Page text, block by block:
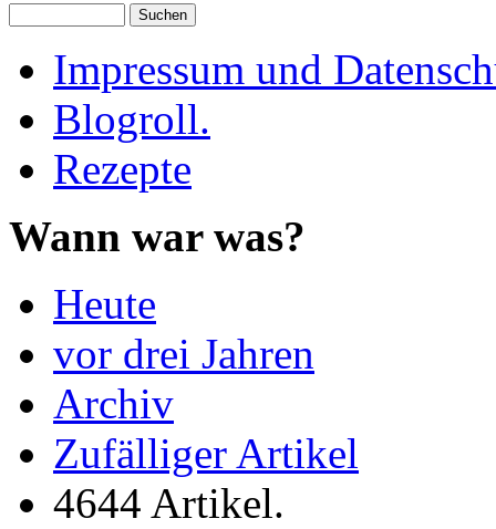
Impressum und
Blogroll.
Rezepte
Wann war was?
Heute
vor drei Jahren
Archiv
Zufälliger Artikel
4644 Artikel.